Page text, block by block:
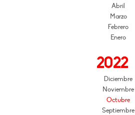
Abril
Marzo
Febrero
Enero
2022
Diciembre
Noviembre
Octubre
Septiembre